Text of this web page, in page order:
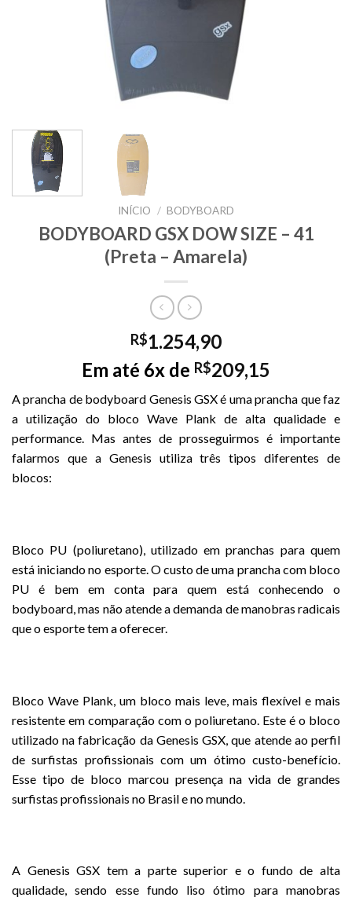
INÍCIO / BODYBOARD
BODYBOARD GSX DOW SIZE – 41
(Preta – Amarela)
R$1.254,90
Em até 6x de R$209,15
A prancha de bodyboard Genesis GSX é uma prancha que faz
a utilização do bloco Wave Plank de alta qualidade e
performance. Mas antes de prosseguirmos é importante
falarmos que a Genesis utiliza três tipos diferentes de
blocos:
Bloco PU (poliuretano), utilizado em pranchas para quem
está iniciando no esporte. O custo de uma prancha com bloco
PU é bem em conta para quem está conhecendo o
bodyboard, mas não atende a demanda de manobras radicais
que o esporte tem a oferecer.
Bloco Wave Plank, um bloco mais leve, mais flexível e mais
resistente em comparação com o poliuretano. Este é o bloco
utilizado na fabricação da Genesis GSX, que atende ao perfil
de surfistas profissionais com um ótimo custo-benefício.
Esse tipo de bloco marcou presença na vida de grandes
surfistas profissionais no Brasil e no mundo.
A Genesis GSX tem a parte superior e o fundo de alta
qualidade, sendo esse fundo liso ótimo para manobras